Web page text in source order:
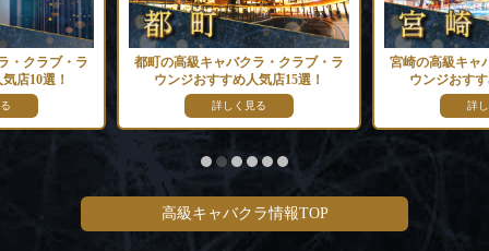
・クラブ・ラ
店10選！
都町の高級キャバクラ・クラブ・ラ
ウンジおすすめ人気店15選！
詳しく見る
宮崎の高級キャ
ウンジおす
詳
高級キャバクラ情報TOP